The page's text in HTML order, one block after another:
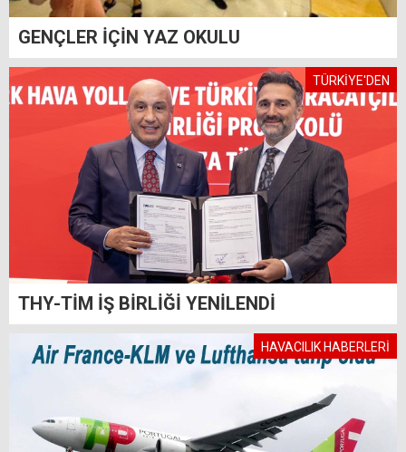
GENÇLER İÇİN YAZ OKULU
TÜRKİYE'DEN
THY-TİM İŞ BİRLİĞİ YENİLENDİ
HAVACILIK HABERLERİ